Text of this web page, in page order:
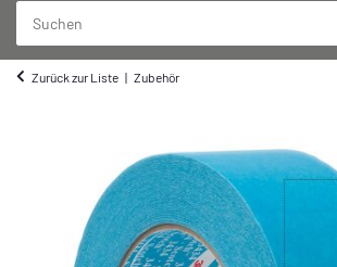
Zurück zur Liste Zubehör